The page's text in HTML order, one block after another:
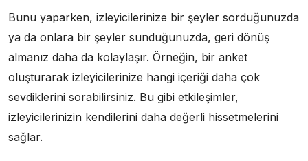
Bunu yaparken, izleyicilerinize bir şeyler sorduğunuzda
ya da onlara bir şeyler sunduğunuzda, geri dönüş
almanız daha da kolaylaşır. Örneğin, bir anket
oluşturarak izleyicilerinize hangi içeriği daha çok
sevdiklerini sorabilirsiniz. Bu gibi etkileşimler,
izleyicilerinizin kendilerini daha değerli hissetmelerini
sağlar.